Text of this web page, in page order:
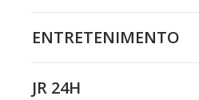
ENTRETENIMENTO
JR 24H